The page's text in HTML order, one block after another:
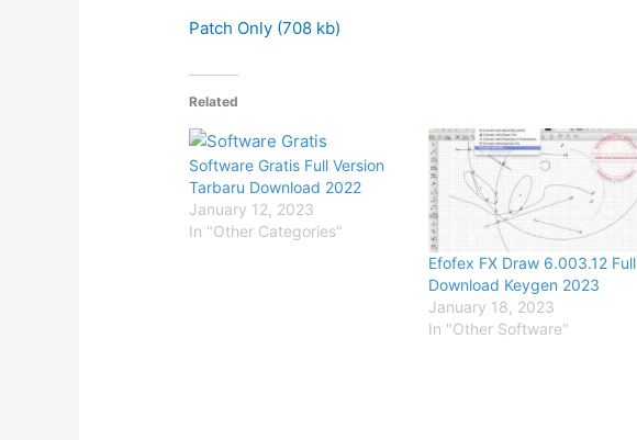
Patch Only (708 kb)
Related
Software Gratis Full Version
Tarbaru Download 2022
January 12, 2023
In "Other Categories"
Efofex FX Draw 6.003.12 Full
Download Keygen 2023
January 18, 2023
In "Other Software"